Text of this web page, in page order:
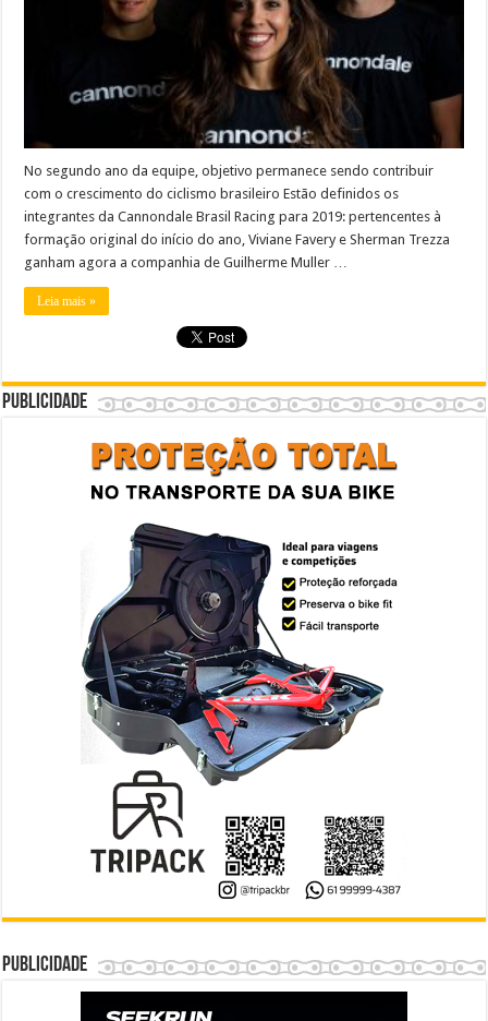
No segundo ano da equipe, objetivo permanece sendo contribuir
com o crescimento do ciclismo brasileiro Estão definidos os
integrantes da Cannondale Brasil Racing para 2019: pertencentes à
formação original do início do ano, Viviane Favery e Sherman Trezza
ganham agora a companhia de Guilherme Muller …
Leia mais »
Publicidade
Publicidade